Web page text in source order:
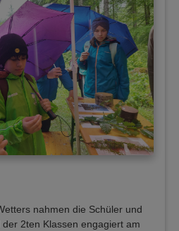
nahmen die Schüler und
2ten Klassen engagiert am